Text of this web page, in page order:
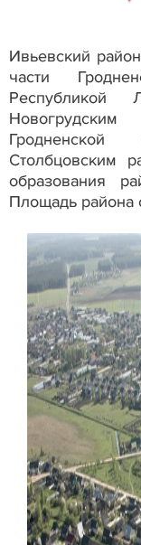
Ивьевский
части
Республикой
Столбцовским
образования
Площадь района